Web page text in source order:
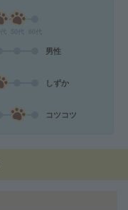
男性
しずか
コツコツ